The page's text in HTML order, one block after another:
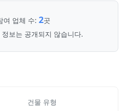
여 업체 수: 2곳
보는 공개되지 않습니다.
건물 유형